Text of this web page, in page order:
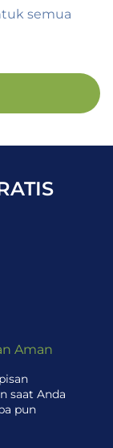
semua
Aman
saat Anda
pun